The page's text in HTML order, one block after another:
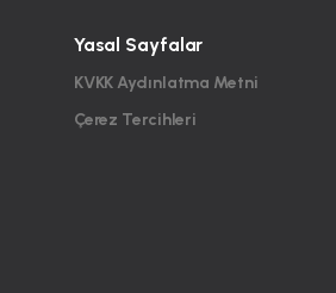
Yasal Sayfalar
KVKK Aydınlatma Metni
Çerez Tercihleri